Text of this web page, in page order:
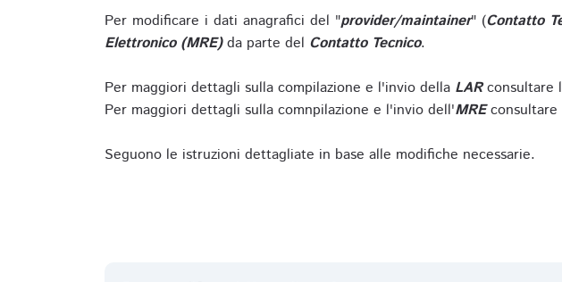
Per modificare i dati anagrafici del "provider/maintainer" (Contatto
Elettronico (MRE)da parte del Contatto Tecnico.
Per maggiori dettagli sulla compilazione e l'invio della LARconsultare
Per maggiori dettagli sulla comnpilazione e l'invio dell'MREconsultare
Seguono le istruzioni dettagliate in base alle modifiche necessarie.